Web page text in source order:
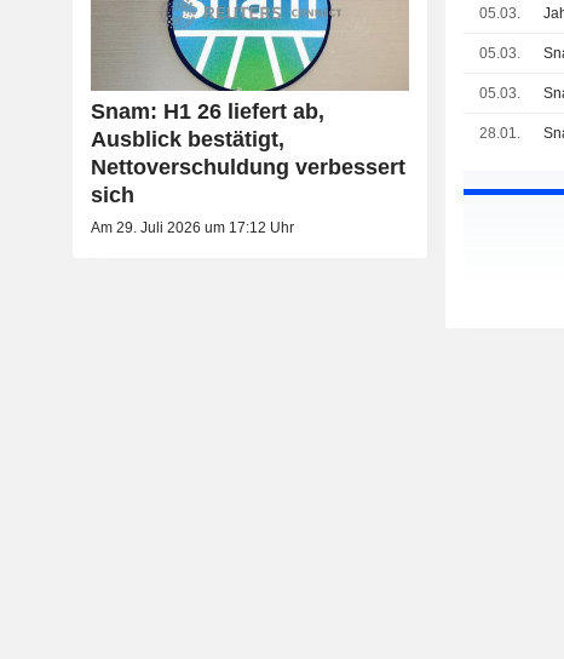
05.03.
05.03.
05.03.
28.01.
Snam: H1 26 liefert ab,
Ausblick bestätigt,
Nettoverschuldung verbessert
sich
Am 29. Juli 2026 um 17:12 Uhr